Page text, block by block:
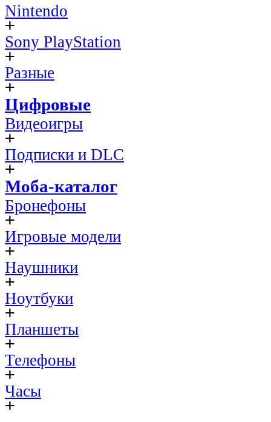
Nintendo
Sony PlayStation
Разные
Цифровые
Видеоигры
Подписки и DLC
Моба-каталог
Бронефоны
Игровые модели
Наушники
Ноутбуки
Планшеты
Телефоны
Часы